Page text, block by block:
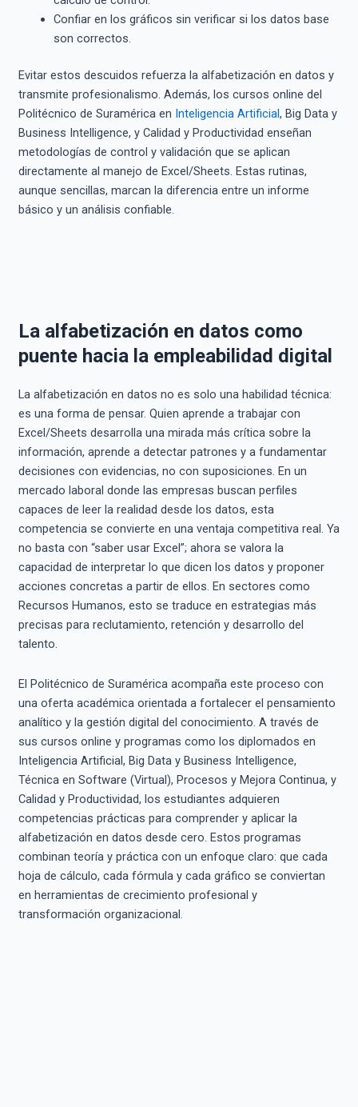
Confiar en los gráficos sin verificar si los datos base
son correctos.
Evitar estos descuidos refuerza la alfabetización en datos y
transmite profesionalismo. Además, los cursos online del
Politécnico de Suramérica en Inteligencia Artificial, Big Data y
Business Intelligence, y Calidad y Productividad enseñan
metodologías de control y validación que se aplican
directamente al manejo de Excel/Sheets. Estas rutinas,
aunque sencillas, marcan la diferencia entre un informe
básico y un análisis confiable.
La alfabetización en datos como
puente hacia la empleabilidad digital
La alfabetización en datos no es solo una habilidad técnica:
es una forma de pensar. Quien aprende a trabajar con
Excel/Sheets desarrolla una mirada más crítica sobre la
información, aprende a detectar patrones y a fundamentar
decisiones con evidencias, no con suposiciones. En un
mercado laboral donde las empresas buscan perfiles
capaces de leer la realidad desde los datos, esta
competencia se convierte en una ventaja competitiva real. Ya
no basta con “saber usar Excel”; ahora se valora la
capacidad de interpretar lo que dicen los datos y proponer
acciones concretas a partir de ellos. En sectores como
Recursos Humanos, esto se traduce en estrategias más
precisas para reclutamiento, retención y desarrollo del
talento.
El Politécnico de Suramérica acompaña este proceso con
una oferta académica orientada a fortalecer el pensamiento
analítico y la gestión digital del conocimiento. A través de
sus cursos online y programas como los diplomados en
Inteligencia Artificial, Big Data y Business Intelligence,
Técnica en Software (Virtual), Procesos y Mejora Continua, y
Calidad y Productividad, los estudiantes adquieren
competencias prácticas para comprender y aplicar la
alfabetización en datos desde cero. Estos programas
combinan teoría y práctica con un enfoque claro: que cada
hoja de cálculo, cada fórmula y cada gráfico se conviertan
en herramientas de crecimiento profesional y
transformación organizacional.